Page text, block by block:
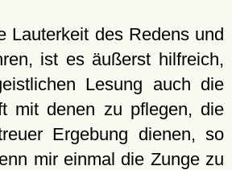
Lauterkeit des Redens und
ist es äußerst hilfreich,
Lesung auch die
mit denen zu pflegen, die
Ergebung dienen, so
mir einmal die Zunge zu